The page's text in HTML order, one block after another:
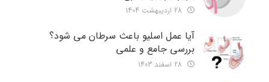
آیا عمل اسلیو باعث سرطان می شود؟
بررسی جامع و علمی